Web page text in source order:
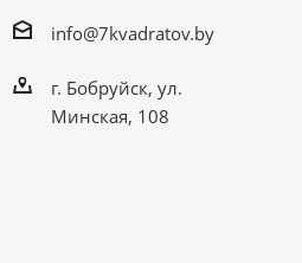
info@7kvadratov.by
г. Бобруйск, ул.
Минская, 108